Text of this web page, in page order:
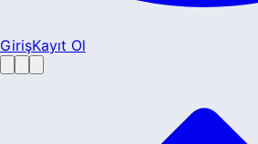
GirişKayıt Ol